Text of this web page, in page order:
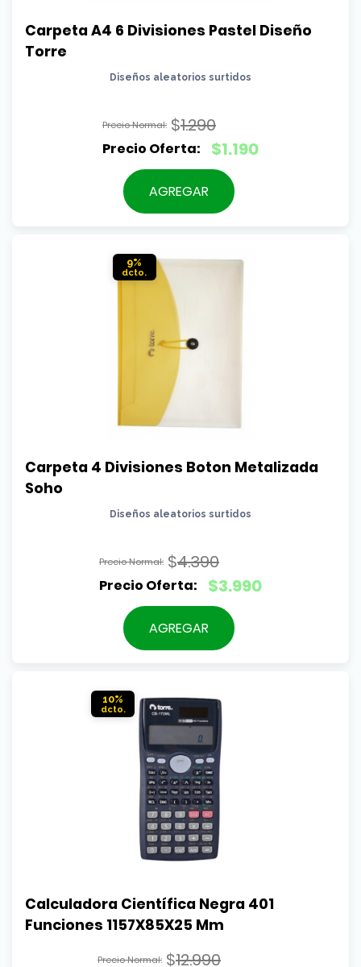
Carpeta A4 6 Divisiones Pastel Diseño
Torre
Diseños aleatorios surtidos
$1.290
El
precio
original
$1.190
El
precio
actual
AGREGAR
9%
Carpeta 4 Divisiones Boton Metalizada
Soho
Diseños aleatorios surtidos
$4.390
El
precio
original
$3.990
El
precio
actual
AGREGAR
10%
Calculadora Científica Negra 401
Funciones 1157X85X25 Mm
$12.990